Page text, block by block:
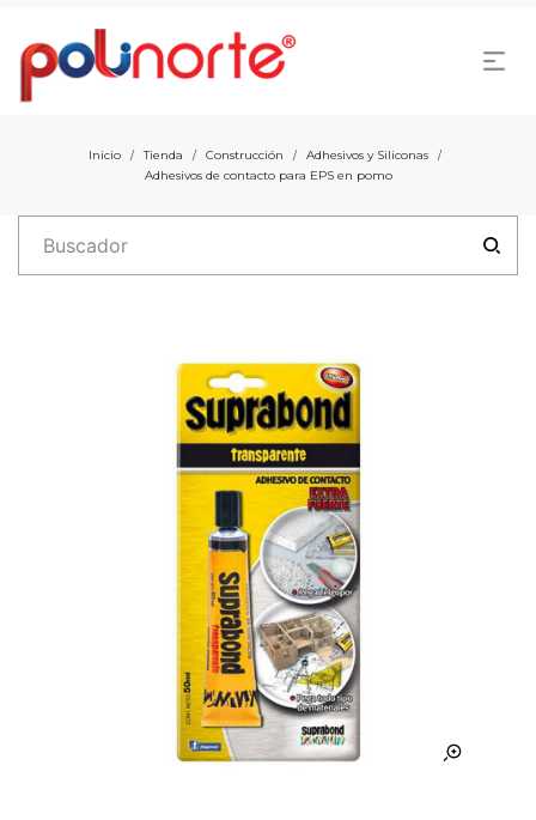
Inicio / Tienda / Construcción / Adhesivos y Siliconas /
Adhesivos de contacto para EPS en pomo